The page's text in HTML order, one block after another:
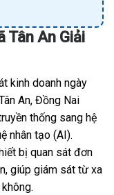
Tân An Giải
kinh doanh ngày
An, Đồng Nai
thống sang hệ
nhân tạo (AI).
bị quan sát đơn
giúp giám sát từ xa